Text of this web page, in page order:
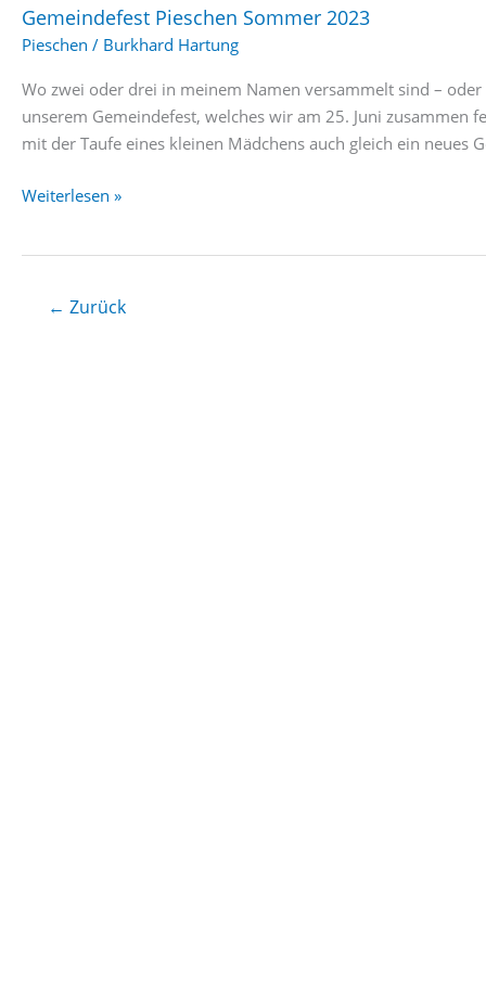
Gemeindefest Pieschen Sommer 2023
Pieschen / Burkhard Hartung
Wo zwei oder drei in meinem Namen versammelt sind –
unserem Gemeindefest, welches wir am 25. Juni zusammen
mit der Taufe eines kleinen Mädchens auch gleich ein neues
Gemeindefest
Weiterlesen »
← Zurück